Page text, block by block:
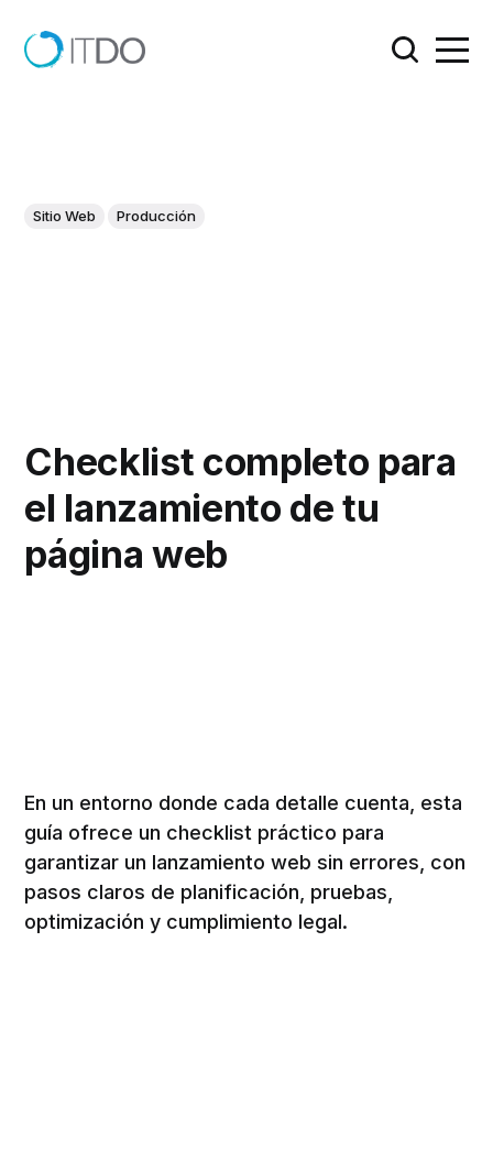
Sitio Web Producción
Checklist completo para
el lanzamiento de tu
página web
En un entorno donde cada detalle cuenta, esta
guía ofrece un checklist práctico para
garantizar un lanzamiento web sin errores, con
pasos claros de planificación, pruebas,
optimización y cumplimiento legal.